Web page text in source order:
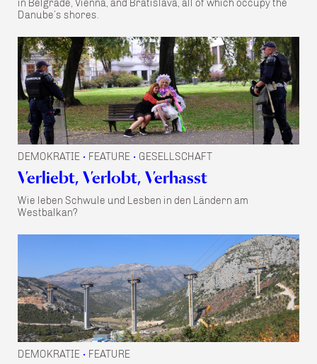
in Belgrade, Vienna, and Bratislava, all of which occupy the
Danube’s shores.
DEMOKRATIE • FEATURE • GESELLSCHAFT
Verliebt, Verlobt, Verhasst
Wie leben Schwule und Lesben in den Ländern am
Westbalkan?
DEMOKRATIE • FEATURE